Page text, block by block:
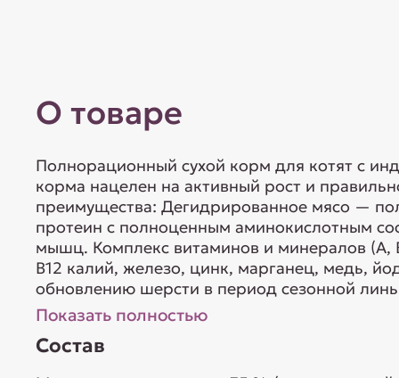
О товаре
Полнорационный сухой корм для котят с
корма нацелен на активный рост и
преимущества: Дегидрированное мясо —
протеин с полноценным аминокислотным
мышц. Комплекс витаминов и минералов (А,
В12 калий, железо, цинк, марганец, медь,
обновлению шерсти в период сезонной
Показать полностью
Состав